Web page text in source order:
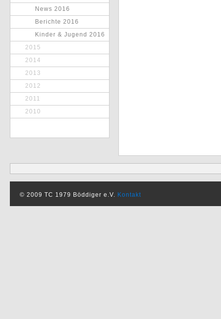
News 2016
Berichte 2016
Kinder & Jugend 2016
2015
2014
2013
2012
2011
2010
© 2009 TC 1979 Böddiger e.V. Kontakt